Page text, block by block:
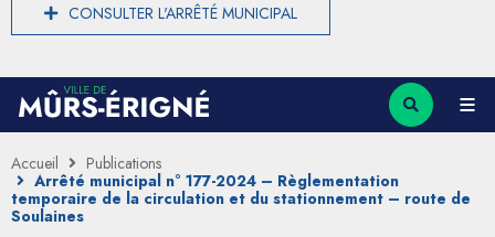
CONSULTER L'ARRÊTÉ MUNICIPAL
Accueil
Publications
Arrêté municipal n° 177-2024 – Règlementation
temporaire de la circulation et du stationnement – route de
Soulaines